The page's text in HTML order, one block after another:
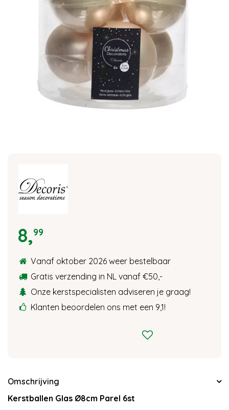
8,99
Vanaf oktober 2026 weer bestelbaar
Gratis verzending in NL vanaf €50,-
Onze kerstspecialisten adviseren je graag!
Klanten beoordelen ons met een 9,1!
Omschrijving
Kerstballen Glas Ø8cm Parel 6st